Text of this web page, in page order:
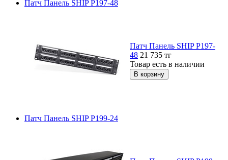
Патч Панель SHIP P197-48
Патч Панель SHIP P197-
48 21 735 тг
Товар есть в наличии
Патч Панель SHIP P199-24